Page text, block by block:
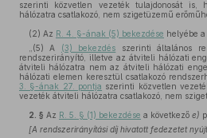
szerinti közvetlen vezeték tulajdonosát is,
hálózatra csatlakozó, nem szigetüzemű
(2) Az R. 4. §-ának (5) bekezdése helyébe
„(5) A (3) bekezdés szerinti általános
rendszerirányító, illetve az átviteli hálózati
átviteli hálózatra nem az átviteli hálózati
hálózati elemen keresztül csatlakozó
3. §-ának 27. pontja szerinti közvetlen
vezeték átviteli hálózatra csatlakozó, nem
2. § Az R. 5. § (1) bekezdése a következő e)
[A rendszerirányítási díj hivatott fedezetet